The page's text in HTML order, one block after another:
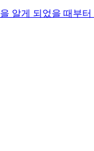
알게 되었을 때부